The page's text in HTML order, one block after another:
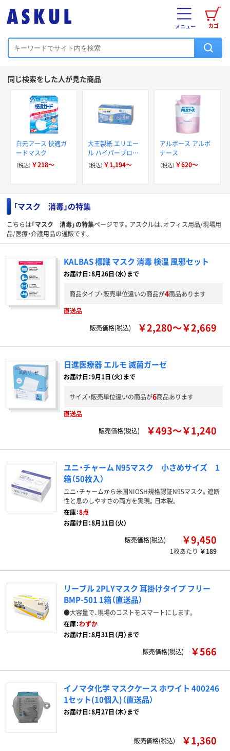
カゴ
メニュー
同じ検索をした人が見た商品
白元アース 快適ガ
ードマスク
（税込） ￥218～
大王製紙 エリエー
ル ハイパーブロッ
ク ムレ爽快color's
日本製 カラーマス
（税込） ￥1,194～
アルボース アルボ
ナース
（税込） ￥620～
「マスク 消毒」の特集
こちらは「マスク 消毒」の特集ページです。アスクルは、オフィス用品/現場用
品/医療・介護用品の通販です。
KALBAS 標識 マスク 消毒 検温 風邪セット
お届け日：8月26日（水）まで
商品タイプ・販売単位違いの商品が4商品あります
直送品
販売価格(税込)
￥2,280～￥2,669
日進医療器 エルモ 滅菌ガーゼ
お届け日：9月1日（火）まで
サイズ・販売単位違いの商品が6商品あります
直送品
販売価格(税込)
￥493～￥1,240
ユニ・チャーム N95マスク 小さめサイズ 1
箱（50枚入）
ユニ・チャームから米国NIOSH規格認証N95マスク。遮断
性と息のしやすさの両方を実現。日本製。
在庫：8点
お届け日：8月11日（火）
販売価格(税込)
￥9,450
1枚あたり ￥189
リーブル 2PLYマスク 耳掛けタイプ フリー
BMP-501 1箱（直送品）
●大容量で、現場のコストをスマートにします。
在庫：わずか
お届け日：8月31日（月）まで
販売価格(税込)
￥566
イノマタ化学 マスクケース ホワイト 400246
1セット(10個入)（直送品）
お届け日：8月27日（木）まで
販売価格(税込) ￥1,360